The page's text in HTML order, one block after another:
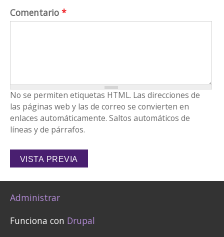
Comentario *
No se permiten etiquetas HTML. Las direcciones de
las páginas web y las de correo se convierten en
enlaces automáticamente. Saltos automáticos de
líneas y de párrafos.
Administrar
Funciona con Drupal